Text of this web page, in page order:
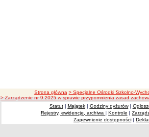
ścieżka nawigacji
Strona główna > Specjalne Ośrodki Szkolno-
> Zarządzenie nr 9.2025 w sprawie przypomnienia zasad
Statut| Majątek| Godziny dyżurów|
Rejestry, ewidencje, archiwa | Kontrole |
Zapewnienie dostępności |